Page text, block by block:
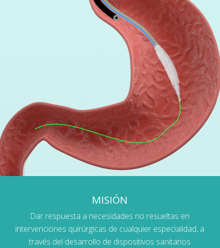
MISIÓN
Dar respuesta a necesidades no resueltas en
intervenciones quirúrgicas de cualquier especialidad, a
través del desarrollo de dispositivos sanitarios